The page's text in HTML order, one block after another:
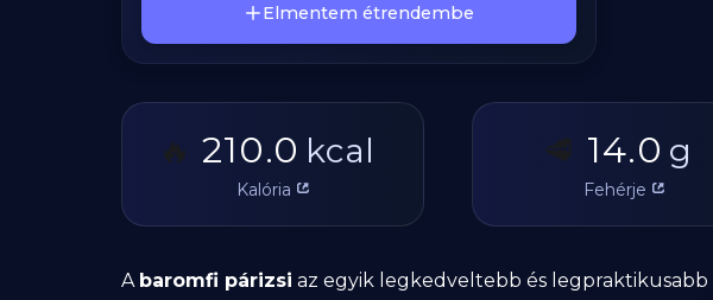
Elmentem étrendembe
🔥 210.0 kcal
Kalória
🥩 14.0 g
Fehérje
A baromfi párizsi az egyik legkedveltebb és